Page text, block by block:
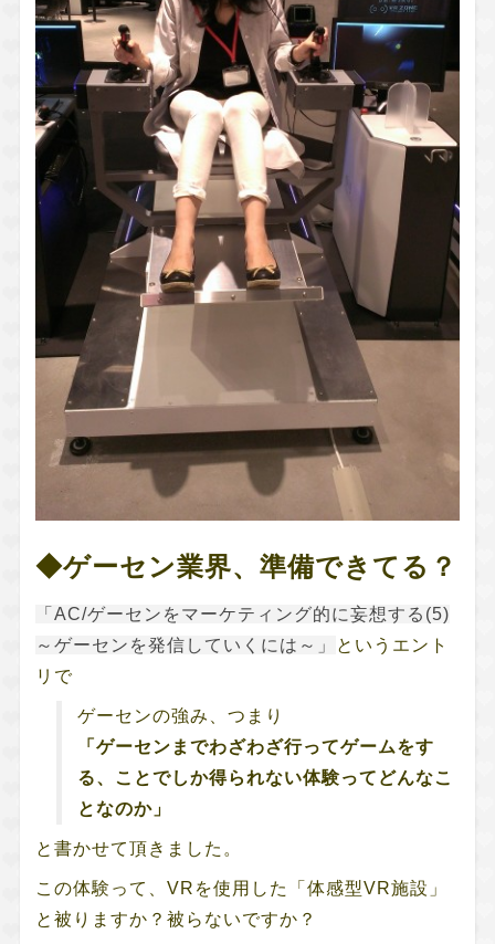
◆ゲーセン業界、準備できてる？
「AC/ゲーセンをマーケティング的に妄想する(5)
～ゲーセンを発信していくには～」
というエント
リで
ゲーセンの強み、つまり
「ゲーセンまでわざわざ行ってゲームをす
る、ことでしか得られない体験ってどんなこ
となのか」
と書かせて頂きました。
この体験って、VRを使用した「体感型VR施設」
と被りますか？被らないですか？